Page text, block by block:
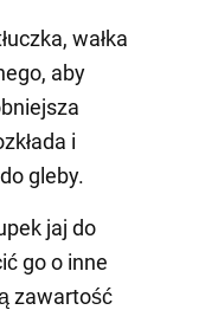
wałka
aby
i
gleby.
jaj do
go o inne
zawartość